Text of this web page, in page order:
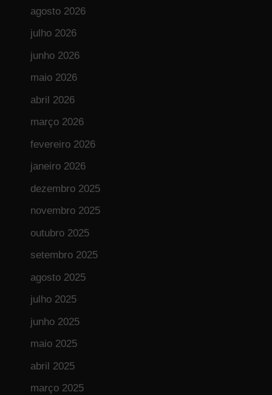
agosto 2026
julho 2026
junho 2026
maio 2026
abril 2026
março 2026
fevereiro 2026
janeiro 2026
dezembro 2025
novembro 2025
outubro 2025
setembro 2025
agosto 2025
julho 2025
junho 2025
maio 2025
abril 2025
março 2025